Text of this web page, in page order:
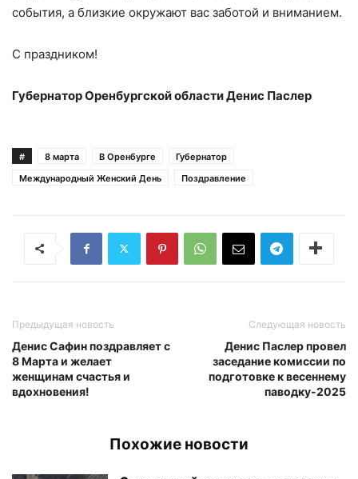
события, а близкие окружают вас заботой и вниманием.
С праздником!
Губернатор Оренбургской области Денис Паслер
# 8 марта В Оренбурге
Губернатор
Международный Женский День
Поздравление
Предыдущая новость
Денис Сафин поздравляет с
8 Марта и желает
женщинам счастья и
вдохновения!
Следующая новость
Денис Паслер провел
заседание комиссии по
подготовке к весеннему
паводку-2025
Похожие новости